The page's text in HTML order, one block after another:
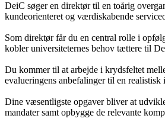
DeiC søger en direktør til en toårig
kundeorienteret og værdiskabende
Som direktør får du en central rolle i
kobler universiteternes behov tættere til
Du kommer til at arbejde i krydsfeltet
evalueringens anbefalinger til en realistisk
Dine væsentligste opgaver bliver at
mandater samt opbygge de relevante